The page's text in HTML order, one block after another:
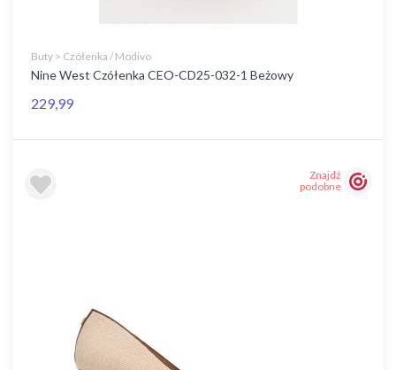
Buty > Czółenka / Modivo
Nine West Czółenka CEO-CD25-032-1 Beżowy
229,99
Znajdź
podobne